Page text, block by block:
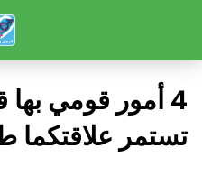
4 أمور قومي
تستمر علاقتكما